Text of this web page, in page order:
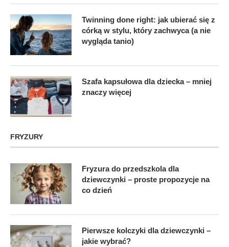
Twinning done right: jak ubierać się z
córką w stylu, który zachwyca (a nie
wygląda tanio)
Szafa kapsułowa dla dziecka – mniej
znaczy więcej
FRYZURY
Fryzura do przedszkola dla
dziewczynki – proste propozycje na
co dzień
Pierwsze kolczyki dla dziewczynki –
jakie wybrać?